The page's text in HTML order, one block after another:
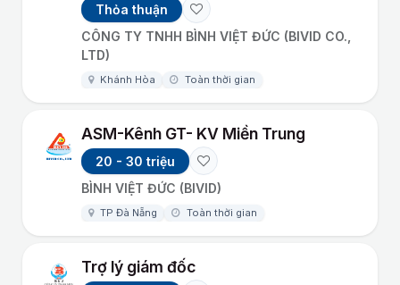
Thỏa thuận
CÔNG TY TNHH BÌNH VIỆT ĐỨC (BIVID CO.,
LTD)
Khánh Hòa Toàn thời gian
ASM-Kênh GT- KV Miền Trung
20 - 30 triệu
BÌNH VIỆT ĐỨC (BIVID)
TP Đà Nẵng Toàn thời gian
Trợ lý giám đốc